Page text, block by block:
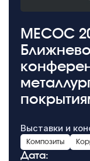
MECOC
Выставки и
Композиты
Дата: